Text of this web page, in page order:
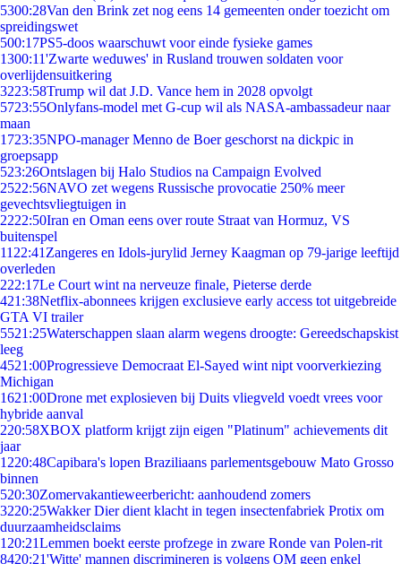
5300:28Van den Brink zet nog eens 14 gemeenten onder toezicht om
spreidingswet
500:17PS5-doos waarschuwt voor einde fysieke games
1300:11'Zwarte weduwes' in Rusland trouwen soldaten voor
overlijdensuitkering
3223:58Trump wil dat J.D. Vance hem in 2028 opvolgt
5723:55Onlyfans-model met G-cup wil als NASA-ambassadeur naar
maan
1723:35NPO-manager Menno de Boer geschorst na dickpic in
groepsapp
523:26Ontslagen bij Halo Studios na Campaign Evolved
2522:56NAVO zet wegens Russische provocatie 250% meer
gevechtsvliegtuigen in
2222:50Iran en Oman eens over route Straat van Hormuz, VS
buitenspel
11 22:41 Zangeres en Idols-jurylid Jerney Kaagman op 79-jarige leeftijd
overleden
222:17Le Court wint na nerveuze finale, Pieterse derde
421:38Netflix-abonnees krijgen exclusieve early access tot uitgebreide
GTA VI trailer
5521:25Waterschappen slaan alarm wegens droogte: Gereedschapskist
leeg
4521:00Progressieve Democraat El-Sayed wint nipt voorverkiezing
Michigan
1621:00Drone met explosieven bij Duits vliegveld voedt vrees voor
hybride aanval
220:58XBOX platform krijgt zijn eigen "Platinum" achievements dit
jaar
1220:48Capibara's lopen Braziliaans parlementsgebouw Mato Grosso
binnen
520:30Zomervakantieweerbericht: aanhoudend zomers
3220:25Wakker Dier dient klacht in tegen insectenfabriek Protix om
duurzaamheidsclaims
1 20:21Lemmen boekt eerste profzege in zware Ronde van Polen-rit
8420:21'Witte' mannen discrimineren is volgens OM geen enkel